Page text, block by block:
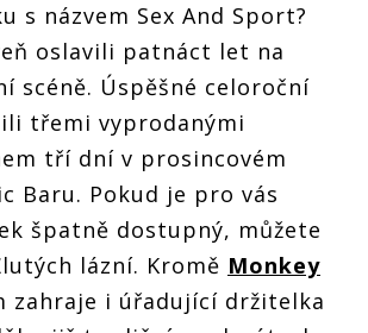
s názvem Sex And Sport?
oslavili patnáct let na
scéně. Úspěšné celoroční
třemi vyprodanými
tří dní v prosincovém
Baru. Pokud je pro vás
špatně dostupný, můžete
lázní. Kromě Monkey
zahraje i úřadující držitelka